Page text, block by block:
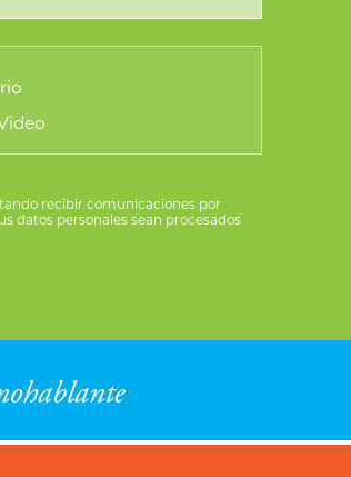
recibir comunicaciones por
datos personales sean procesados